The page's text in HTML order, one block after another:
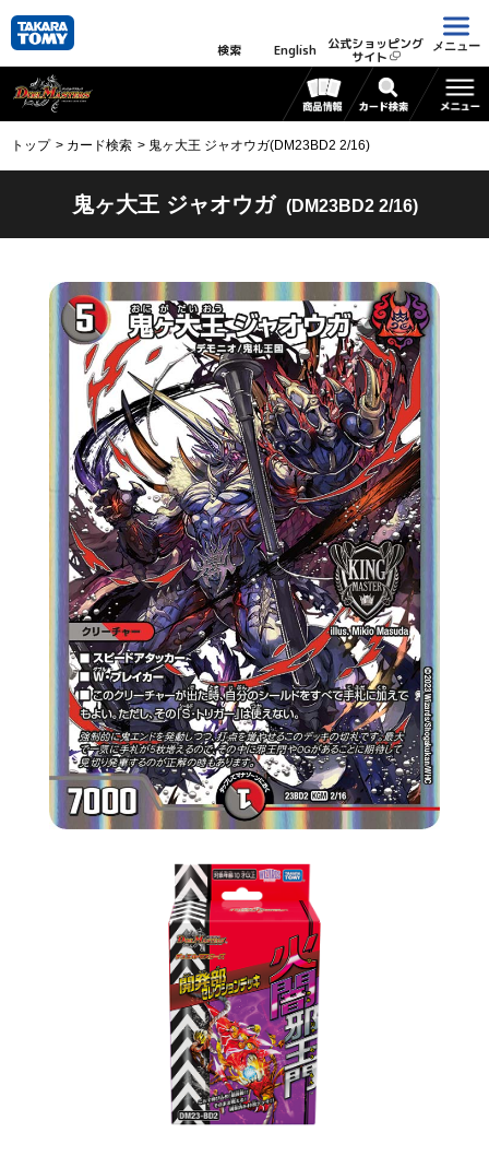
検索 English 公式ショッピング
サイト
メニュー
トップ カード検索 鬼ヶ大王 ジャオウガ(DM23BD2 2/16)
鬼ヶ大王 ジャオウガ (DM23BD2 2/16)